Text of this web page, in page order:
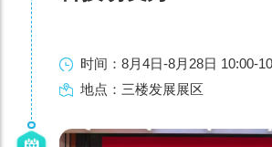
时间：8月4日-8月28日 10:00-
地点：三楼发展展区